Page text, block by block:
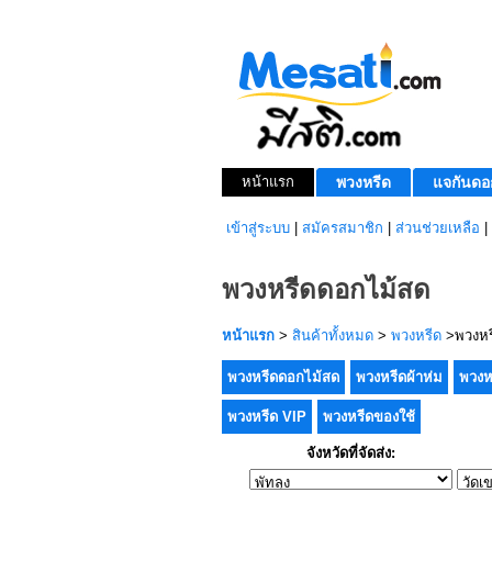
หน้าแรก พวงหรีด แจกันดอ
เข้าสู่ระบบ สมัครสมาชิก ส่วนช่วยเหลือ
พวงหรีดดอกไม้สด
หน้าแรก > สินค้าทั้งหมด > พวงหรีด >พวง
พวงหรีดดอกไม้สด พวงหรีดผ้าห่ม พวง
พวงหรีด VIP พวงหรีดของใช้
จังหวัดที่จัดส่ง: